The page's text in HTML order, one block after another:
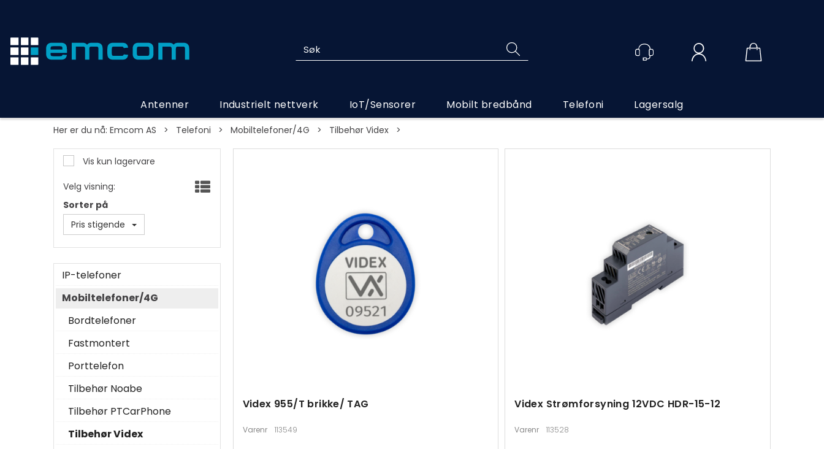
Antenner Industrielt nettverk IoT/Sensorer Mobilt bredbånd Telefoni Lagersalg
Her er du nå: Emcom AS > Telefoni > Mobiltelefoner/4G > Tilbehør Videx >
Vis kun lagervare
Velg visning:
Sorter på
Pris stigende
IP-telefoner
Mobiltelefoner/4G
Bordtelefoner
Fastmontert
Porttelefon
Tilbehør Noabe
Tilbehør PTCarPhone
Tilbehør Videx
Videx 955/T brikke/ TAG
Varenr 113549
Videx Strømforsyning 12VDC HDR-15-12
Varenr 113528